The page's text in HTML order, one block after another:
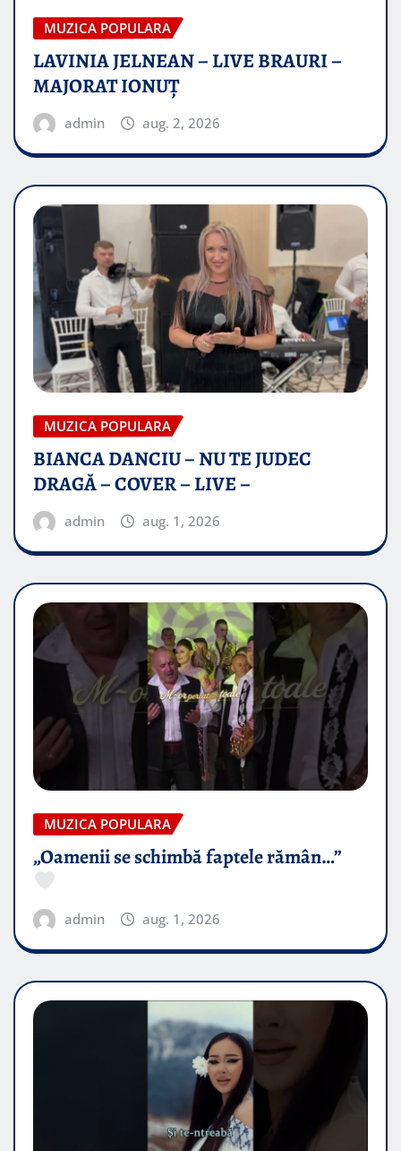
MUZICA POPULARA
LAVINIA JELNEAN – LIVE BRAURI –
MAJORAT IONUŢ
admin aug. 2, 2026
MUZICA POPULARA
BIANCA DANCIU – NU TE JUDEC
DRAGĂ – COVER – LIVE –
admin aug. 1, 2026
MUZICA POPULARA
„Oamenii se schimbă faptele rămân…”
admin aug. 1, 2026